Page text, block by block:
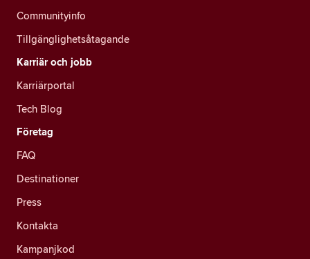
Communityinfo
Tillgänglighetsåtagande
Karriär och jobb
Karriärportal
Tech Blog
Företag
FAQ
Destinationer
Press
Kontakta
Kampanjkod